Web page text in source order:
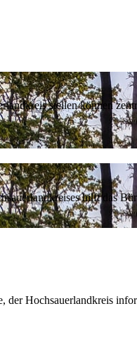
stellen können
hilft das
der Hochsauerlandkreis